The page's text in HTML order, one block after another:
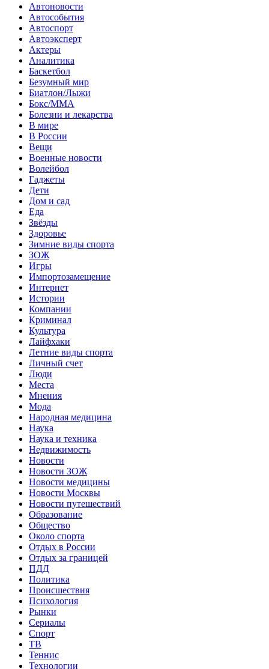
Автоновости
Автособытия
Автоспорт
Автоэксперт
Актеры
Аналитика
Баскетбол
Безумный мир
Биатлон/Лыжи
Бокс/MMA
Болезни и лекарства
В мире
В России
Вещи
Военные новости
Волейбол
Гаджеты
Дети
Дом и сад
Еда
Звёзды
Здоровье
Зимние виды спорта
ЗОЖ
Игры
Импортозамещение
Интернет
Истории
Компании
Криминал
Культура
Лайфхаки
Летние виды спорта
Личный счет
Люди
Места
Мнения
Мода
Народная медицина
Наука
Наука и техника
Недвижимость
Новости
Новости ЗОЖ
Новости медицины
Новости Москвы
Новости путешествий
Образование
Общество
Около спорта
Отдых в России
Отдых за границей
ПДД
Политика
Происшествия
Психология
Рынки
Сериалы
Спорт
ТВ
Теннис
Технологии